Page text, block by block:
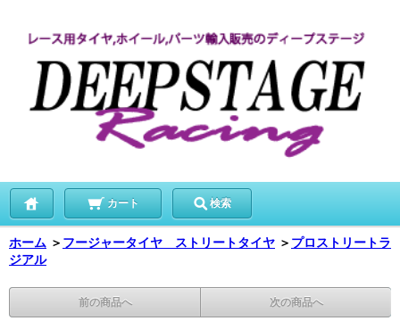
カート 検索
ホーム ＞ フージャータイヤ ストリートタイヤ ＞ プロストリートラ
ジアル
前の商品へ 次の商品へ